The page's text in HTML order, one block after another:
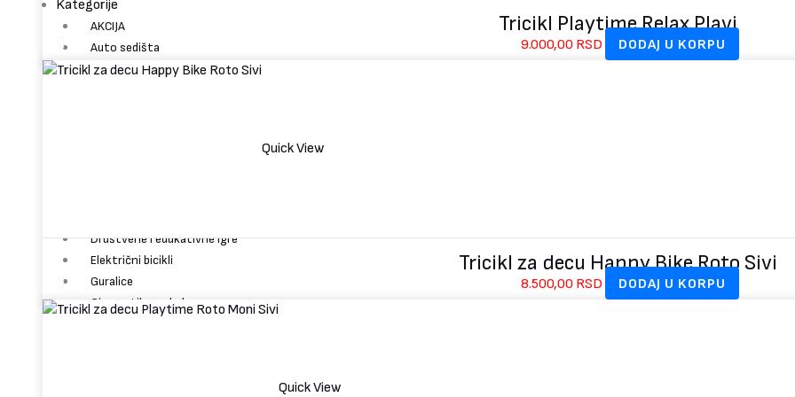
Kategorije
AKCIJA
Auto sedišta
Auto na akumulator
Društvene i edukativne igre
Električni bicikli
Guralice
Gimnastika za bebe
Tricikl Playtime Relax Plavi
9.000,00 RSD DODAJ U KORPU
Quick View
Tricikl za decu Happy Bike Roto Sivi
8.500,00 RSD DODAJ U KORPU
Quick View